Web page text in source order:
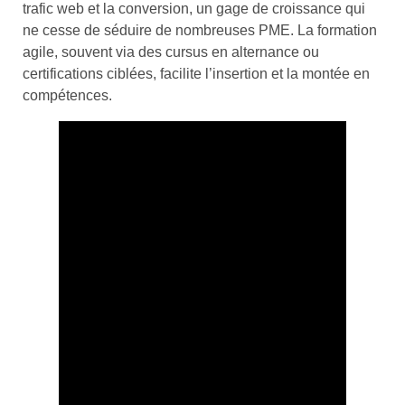
trafic web et la conversion, un gage de croissance qui
ne cesse de séduire de nombreuses PME. La formation
agile, souvent via des cursus en alternance ou
certifications ciblées, facilite l’insertion et la montée en
compétences.